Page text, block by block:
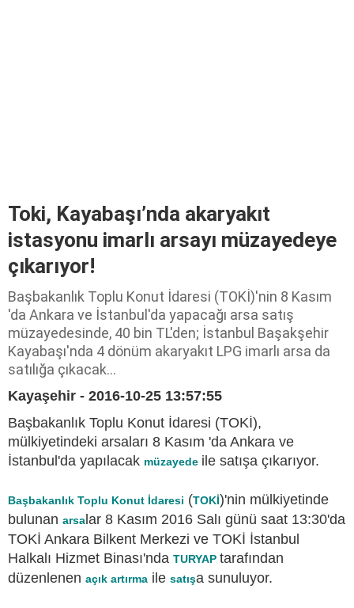
Toki, Kayabaşı’nda akaryakıt
istasyonu imarlı arsayı müzayedeye
çıkarıyor!
Başbakanlık Toplu Konut İdaresi (TOKİ)'nin 8 Kasım
'da Ankara ve İstanbul'da yapacağı arsa satış
müzayedesinde, 40 bin TL'den; İstanbul Başakşehir
Kayabaşı'nda 4 dönüm akaryakıt LPG imarlı arsa da
satılığa çıkacak…
Kayaşehir - 2016-10-25 13:57:55
Başbakanlık Toplu Konut İdaresi (TOKİ),
mülkiyetindeki arsaları 8 Kasım 'da Ankara ve
İstanbul'da yapılacak müzayede ile satışa çıkarıyor.
Başbakanlık Toplu Konut İdaresi (TOKİ)'nin mülkiyetinde
bulunan arsalar 8 Kasım 2016 Salı günü saat 13:30'da
TOKİ Ankara Bilkent Merkezi ve TOKİ İstanbul
Halkalı Hizmet Binası'nda TURYAP tarafından
düzenlenen açık artırma ile satışa sunuluyor.